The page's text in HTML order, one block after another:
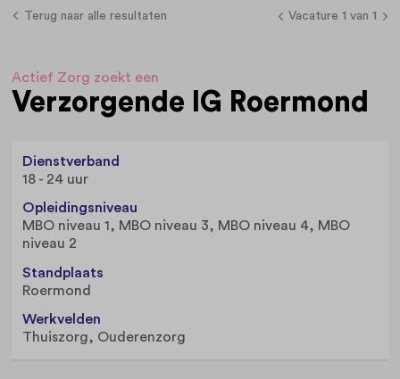
Terug naar alle resultaten Vacature 1 van 1
Actief Zorg zoekt een
Verzorgende IG Roermond
Dienstverband
18 - 24 uur
Opleidingsniveau
MBO niveau 1, MBO niveau 3, MBO niveau 4, MBO
niveau 2
Standplaats
Roermond
Werkvelden
Thuiszorg, Ouderenzorg